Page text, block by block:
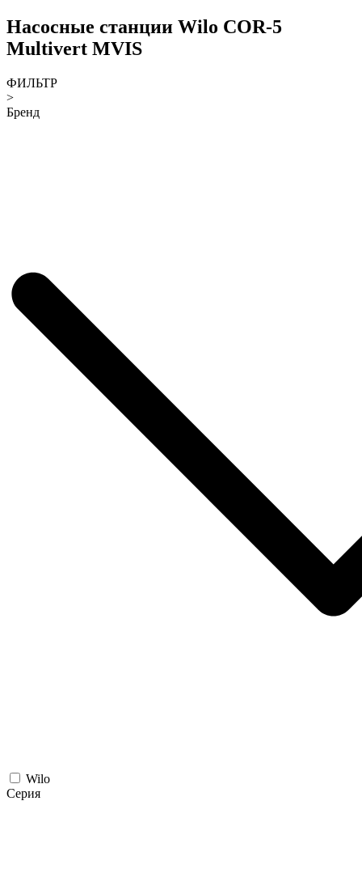
Насосные станции Wilo COR-5
Multivert MVIS
ФИЛЬТР
>
Бренд
Wilo
Серия